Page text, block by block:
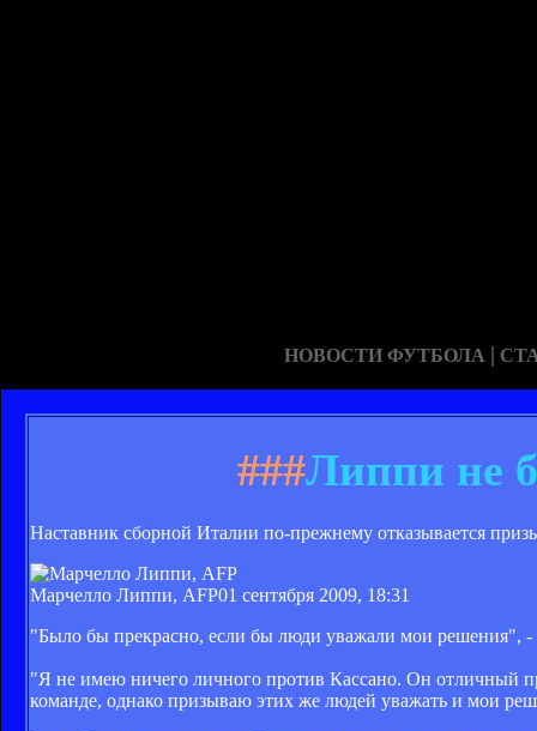
НОВОСТИ ФУТБОЛА |
###Липпи не
Наставник сборной Италии по-прежнему отказывается
Марчелло Липпи, AFP01 сентября 2009, 18:31
"Было бы прекрасно, если бы люди уважали мои решения", -
"Я не имею ничего личного против Кассано. Он отличный
команде, однако призываю этих же людей уважать и мои